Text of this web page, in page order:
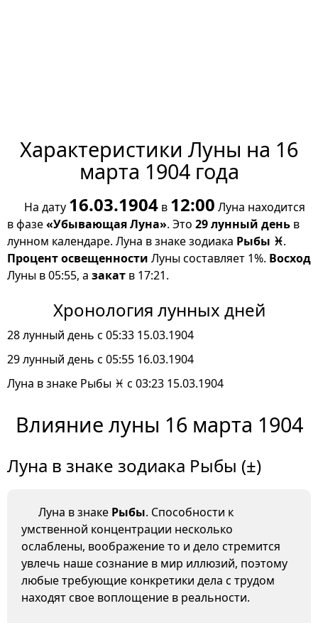
Характеристики Луны на 16
марта 1904 года
На дату 16.03.1904 в 12:00 Луна находится
в фазе«Убывающая Луна». Это 29 лунный день в
лунном календаре. Луна в знаке зодиака Рыбы ♓.
Процент освещенности Луны составляет 1%. Восход
Луны в 05:55, а закат в 17:21.
Хронология лунных дней
28 лунный день с 05:33 15.03.1904
29 лунный день с 05:55 16.03.1904
Луна в знаке Рыбы ♓ с 03:23 15.03.1904
Влияние луны 16 марта 1904
Луна в знаке зодиака Рыбы (±)
Луна в знаке Рыбы. Способности к
умственной концентрации несколько
ослаблены, воображение то и дело стремится
увлечь наше сознание в мир иллюзий, поэтому
любые требующие конкретики дела с трудом
находят свое воплощение в реальности.